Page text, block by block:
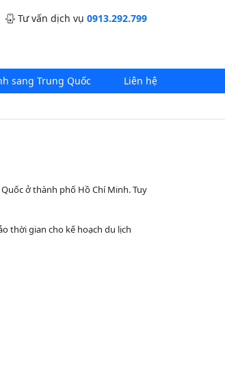
Tư vấn dịch vụ 0913.292.799
sang Trung Quốc
Liên hệ
ở thành phố Hồ Chí Minh. Tuy
thời gian cho kế hoạch du lịch